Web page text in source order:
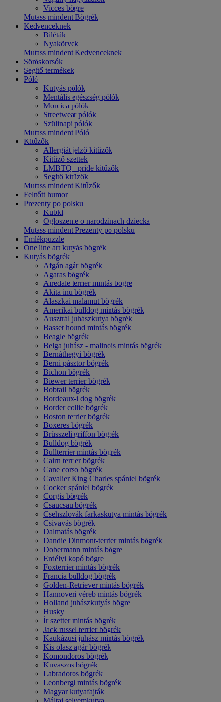
Vicces bögre
Mutass mindent Bögrék
Kedvenceknek
Biléták
Nyakörvek
Mutass mindent Kedvenceknek
Söröskorsók
Segítő termékek
Póló
Kutyás pólók
Mentális egészség pólók
Morcica pólók
Streetwear pólók
Szülinapi pólók
Mutass mindent Póló
Kitűzők
Allergiát jelző kitűzők
Kitűző szettek
LMBTQ+ pride kitűzők
Segítő kitűzők
Mutass mindent Kitűzők
Felnőtt humor
Prezenty po polsku
Kubki
Ogłoszenie o narodzinach dziecka
Mutass mindent Prezenty po polsku
Emlékpuzzle
One line art kutyás bögrék
Kutyás bögrék
Afgán agár bögrék
Agaras bögrék
Airedale terrier mintás bögre
Akita inu bögrék
Alaszkai malamut bögrék
Amerikai bulldog mintás bögrék
Ausztrál juhászkutya bögrék
Basset hound mintás bögrék
Beagle bögrék
Belga juhász - malinois mintás bögrék
Bernáthegyi bögrék
Berni pásztor bögrék
Bichon bögrék
Biewer terrier bögrék
Bobtail bögrék
Bordeaux-i dog bögrék
Border collie bögrék
Boston terrier bögrék
Boxeres bögrék
Brüsszeli griffon bögrék
Bulldog bögrék
Bullterrier mintás bögrék
Cairn terrier bögrék
Cane corso bögrék
Cavalier King Charles spániel bögrék
Cocker spániel bögrék
Corgis bögrék
Csaucsau bögrék
Csehszlovák farkaskutya mintás bögrék
Csivavás bögrék
Dalmatás bögrék
Dandie Dinmont-terrier mintás bögrék
Dobermann mintás bögre
Erdélyi kopó bögre
Foxterrier mintás bögrék
Francia bulldog bögrék
Golden-Retriever mintás bögrék
Hannoveri véreb mintás bögrék
Holland juhászkutyás bögre
Husky
Ír szetter mintás bögrék
Jack russel terrier bögrék
Kaukázusi juhász mintás bögrék
Kis olasz agár bögrék
Komondoros bögrék
Kuvaszos bögrék
Labradoros bögrék
Leonbergi mintás bögrék
Magyar kutyafajták
Máltai selyemkutya